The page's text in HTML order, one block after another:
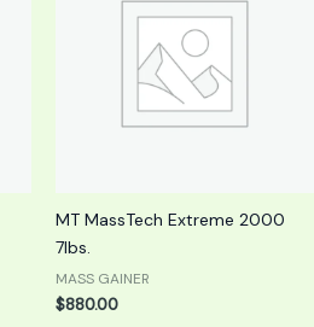
MT MassTech Extreme 2000
7lbs.
MASS GAINER
$880.00